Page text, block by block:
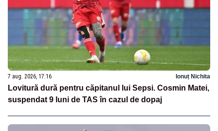
7 aug. 2026, 17:16 Ionuț Nichita
Lovitură dură pentru căpitanul lui Sepsi. Cosmin Matei,
suspendat 9 luni de TAS în cazul de dopaj